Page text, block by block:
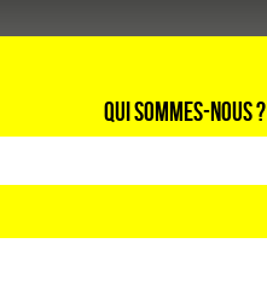
Qui sommes-nous ?